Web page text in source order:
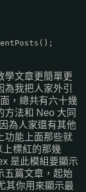
學文章更簡單更
我把人家外引
，總共有六十幾
法和 Neo 大同
為人家還有其他
功能上面那些就
標紅的那幾
是此模組要顯示
五篇文章，起始
其你用來顯示最